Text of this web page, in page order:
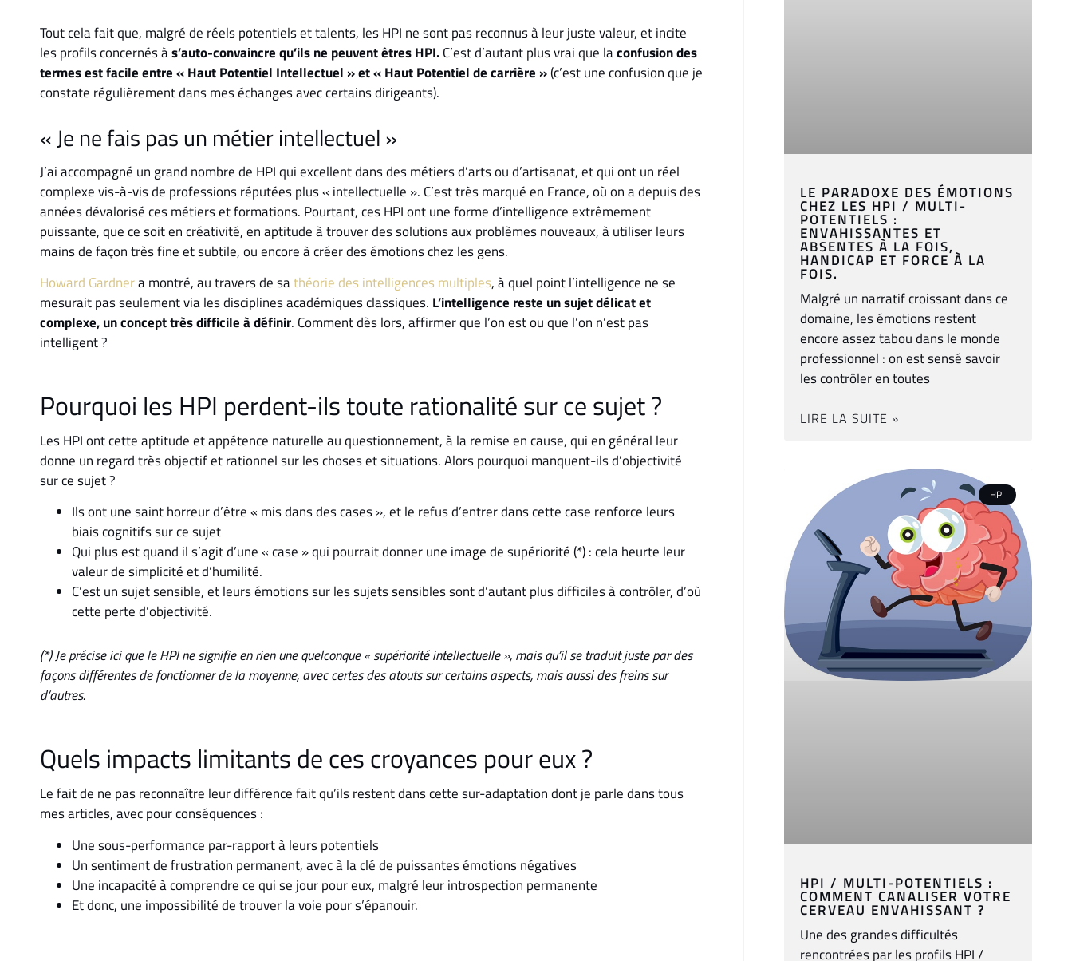
Tout cela fait que, malgré de réels potentiels et talents, les HPI ne sont pas reconnus à leur juste valeur, et incite
les profils concernés às’auto-convaincre qu’ils ne peuvent êtres HPI.C’est d’autant plus vrai que laconfusion des
termes est facile entre « Haut Potentiel Intellectuel » et « Haut Potentiel de carrière »(c’est une confusion que je
constate régulièrement dans mes échanges avec certains dirigeants).
« Je ne fais pas un métier intellectuel »
J’ai accompagné un grand nombre de HPI qui excellent dans des métiers d’arts ou d’artisanat, et qui ont un réel
complexe vis-à-vis de professions réputées plus « intellectuelle ». C’est très marqué en France, où on a depuis des
années dévalorisé ces métiers et formations. Pourtant, ces HPI ont une forme d’intelligence extrêmement
puissante, que ce soit en créativité, en aptitude à trouver des solutions aux problèmes nouveaux, à utiliser leurs
mains de façon très fine et subtile, ou encore à créer des émotions chez les gens.
Howard Gardnera montré, au travers de sathéorie des intelligences multiples, à quel point l’intelligence ne se
mesurait pas seulement via les disciplines académiques classiques. L’intelligence reste un sujet délicat et
complexe, un concept très difficile à définir. Comment dès lors, affirmer que l’on est ou que l’on n’est pas
intelligent ?
Pourquoi les HPI perdent-ils toute rationalité sur ce sujet ?
Les HPI ont cette aptitude et appétence naturelle au questionnement, à la remise en cause, qui en général leur
donne un regard très objectif et rationnel sur les choses et situations. Alors pourquoi manquent-ils d’objectivité
sur ce sujet ?
Ils ont une saint horreur d’être « mis dans des cases », et le refus d’entrer dans cette case renforce leurs
biais cognitifs sur ce sujet
Qui plus est quand il s’agit d’une « case » qui pourrait donner une image de supériorité (*) : cela heurte leur
valeur de simplicité et d’humilité.
C’est un sujet sensible, et leurs émotions sur les sujets sensibles sont d’autant plus difficiles à contrôler, d’où
cette perte d’objectivité.
(*) Je précise ici que le HPI ne signifie en rien une quelconque « supériorité intellectuelle », mais qu’il se traduit juste par des
façons différentes de fonctionner de la moyenne, avec certes des atouts sur certains aspects, mais aussi des freins sur
d’autres.
Quels impacts limitants de ces croyances pour eux ?
Le fait de ne pas reconnaître leur différence fait qu’ils restent dans cette sur-adaptation dont je parle dans tous
mes articles, avec pour conséquences :
Une sous-performance par-rapport à leurs potentiels
Un sentiment de frustration permanent, avec à la clé de puissantes émotions négatives
Une incapacité à comprendre ce qui se jour pour eux, malgré leur introspection permanente
Et donc, une impossibilité de trouver la voie pour s’épanouir.
LE PARADOXE DES ÉMOTIONS
CHEZ LES HPI / MULTI-
POTENTIELS :
ENVAHISSANTES ET
ABSENTES À LA FOIS,
HANDICAP ET FORCE À LA
FOIS.
Malgré un narratif croissant dans ce
domaine, les émotions restent
encore assez tabou dans le monde
professionnel : on est sensé savoir
les contrôler en toutes
LIRE LA SUITE »
HPI
HPI / MULTI-POTENTIELS :
COMMENT CANALISER VOTRE
CERVEAU ENVAHISSANT ?
Une des grandes difficultés
rencontrées par les profils HPI /